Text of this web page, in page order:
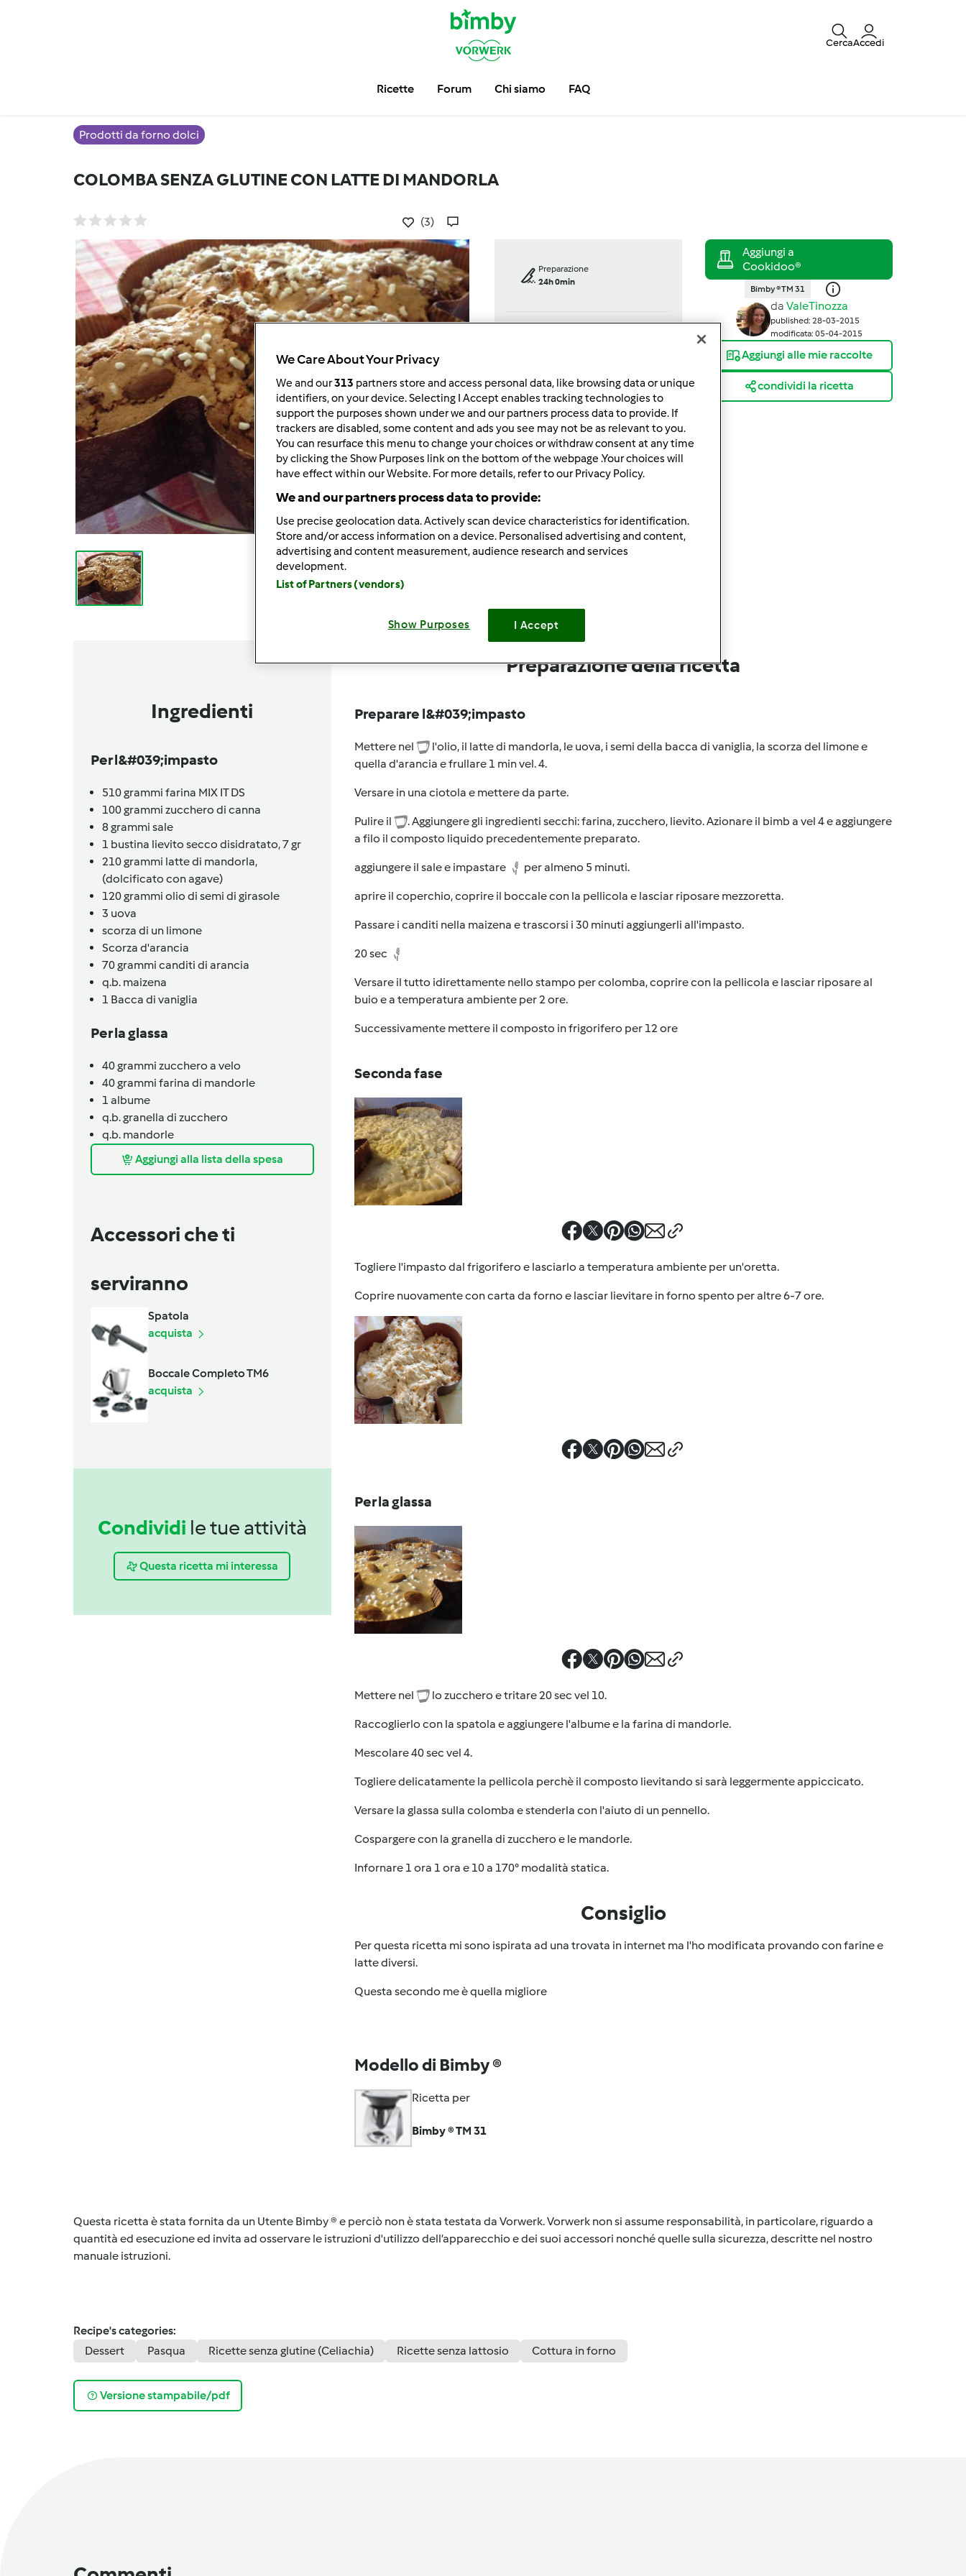
CercaAccedi
Ricette Forum Chi siamo FAQ
Prodotti da forno dolci
COLOMBA SENZA GLUTINE CON LATTE DI MANDORLA
(3)
Preparazione
24h 0min
porzione/porzioni
0persona/persone
medio
Bimby ® TM 31
da ValeTinozza
published: 28-03-2015
modificata: 05-04-2015
Aggiungi alle mie raccolte
condividi la ricetta
Ingredienti
Per l&#039;impasto
510grammi farina MIX IT DS
100grammi zucchero di canna
8grammi sale
1 bustina lievito secco disidratato,7 gr
210grammi latte di mandorla,
(dolcificato con agave)
120grammi olio di semi di girasole
3 uova
scorza di un limone
Scorza d'arancia
70grammi canditi di arancia
q.b. maizena
1 Bacca di vaniglia
Per la glassa
40grammi zucchero a velo
40grammi farina di mandorle
1 albume
q.b.granella di zucchero
q.b. mandorle
Aggiungi alla lista della spesa
Accessori che ti
serviranno
Spatola
acquista
Boccale Completo TM6
acquista
Condividi le tue attività
Questa ricetta mi interessa
Preparazione della ricetta
Preparare l&#039;impasto
Mettere nel
l'olio, il latte di mandorla, le uova, i semi della bacca di vaniglia, la scorza del limone e
quella d'arancia e frullare 1 min vel. 4.
Versare in una ciotola e mettere da parte.
Pulire il
. Aggiungere gli ingredienti secchi: farina, zucchero, lievito. Azionare il bimb a vel 4 e aggiungere
a filo il composto liquido precedentemente preparato.
aggiungere il sale e impastare per almeno 5 minuti.
aprire il coperchio, coprire il boccale con la pellicola e lasciar riposare mezzoretta.
Passare i canditi nella maizena e trascorsi i 30 minuti aggiungerli all'impasto.
20 sec
Versare il tutto idirettamente nello stampo per colomba, coprire con la pellicola e lasciar riposare al
buio e a temperatura ambiente per 2 ore.
Successivamente mettere il composto in frigorifero per 12 ore
Seconda fase
Togliere l'impasto dal frigorifero e lasciarlo a temperatura ambiente per un'oretta.
Coprire nuovamente con carta da forno e lasciar lievitare in forno spento per altre 6-7 ore.
Per la glassa
Mettere nel lo zucchero e tritare 20 sec vel 10.
Raccoglierlo con la spatola e aggiungere l'albume e la farina di mandorle.
Mescolare 40 sec vel 4.
Togliere delicatamente la pellicola perchè il composto lievitando si sarà leggermente appiccicato.
Versare la glassa sulla colomba e stenderla con l'aiuto di un pennello.
Cospargere con la granella di zucchero e le mandorle.
Infornare 1 ora 1 ora e 10 a 170° modalità statica.
Consiglio
Per questa ricetta mi sono ispirata ad una trovata in internet ma l'ho modificata provando con farine e
latte diversi.
Questa secondo me è quella migliore
Modello di Bimby ®
Ricetta per
Bimby ® TM 31
Questa ricetta è stata fornita da un Utente Bimby ® e perciò non è stata testata da Vorwerk. Vorwerk non si assume responsabilità, in particolare, riguardo a
quantità ed esecuzione ed invita ad osservare le istruzioni d'utilizzo dell’apparecchio e dei suoi accessori nonché quelle sulla sicurezza, descritte nel nostro
manuale istruzioni.
Recipe's categories:
Dessert
Pasqua Ricette senza glutine (Celiachia) Ricette senza lattosio Cottura in forno
Versione stampabile/pdf
We Care About Your Privacy
We and our313 partners store and access personal data, like browsing data or unique
identifiers, on your device. Selecting I Accept enables tracking technologies to
support the purposes shown under we and our partners process data to provide. If
trackers are disabled, some content and ads you see may not be as relevant to you.
You can resurface this menu to change your choices or withdraw consent at any time
by clicking the Show Purposes link on the bottom of the webpage .Your choices will
have effect within our Website. For more details, refer to our Privacy Policy.
We and our partners process data to provide:
Use precise geolocation data. Actively scan device characteristics for identification.
Store and/or access information on a device. Personalised advertising and content,
advertising and content measurement, audience research and services
development.
List of Partners (vendors)
Show Purposes I Accept